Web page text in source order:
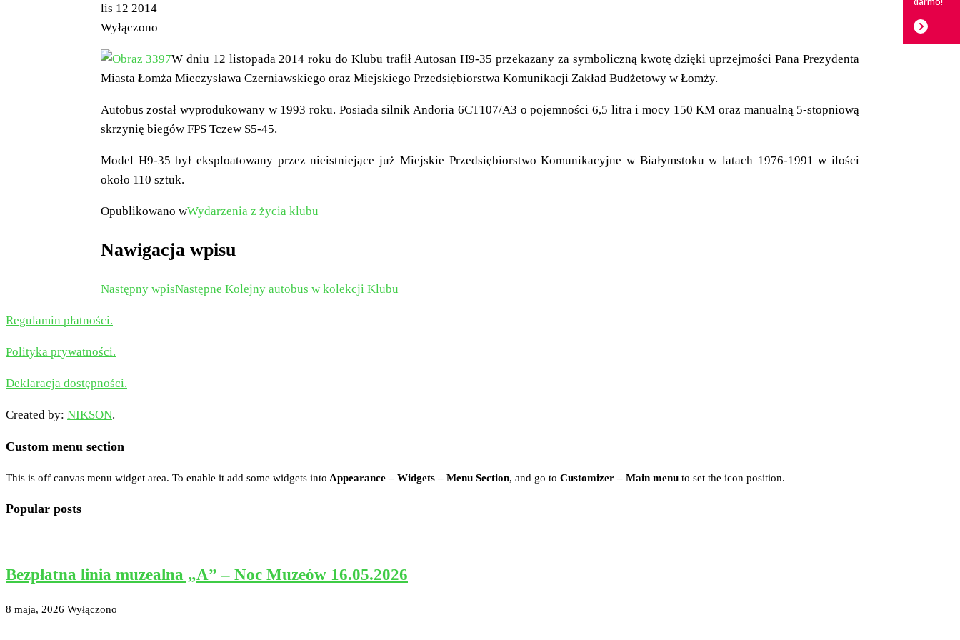
lis 12 2014
Wyłączono
W dniu 12 listopada 2014 roku do Klubu trafił Autosan H9-35 przekazany za symboliczną kwotę dzięki uprzejmości Pana Prezydenta
Miasta Łomża Mieczysława Czerniawskiego oraz Miejskiego Przedsiębiorstwa Komunikacji Zakład Budżetowy w Łomży.
Autobus został wyprodukowany w 1993 roku. Posiada silnik Andoria 6CT107/A3 o pojemności 6,5 litra i mocy 150 KM oraz manualną 5-stopniową
skrzynię biegów FPS Tczew S5-45.
Model H9-35 był eksploatowany przez nieistniejące już Miejskie Przedsiębiorstwo Komunikacyjne w Białymstoku w latach 1976-1991 w ilości
około 110 sztuk.
Opublikowano wWydarzenia z życia klubu
Nawigacja wpisu
Następny wpisNastępne Kolejny autobus w kolekcji Klubu
Regulamin płatności.
Polityka prywatności.
Deklaracja dostępności.
Created by: NIKSON.
Custom menu section
This is off canvas menu widget area. To enable it add some widgets into Appearance – Widgets – Menu Section, and go to Customizer – Main menu to set the icon position.
Popular posts
Bezpłatna linia muzealna „A” – Noc Muzeów 16.05.2026
8 maja, 2026 Wyłączono